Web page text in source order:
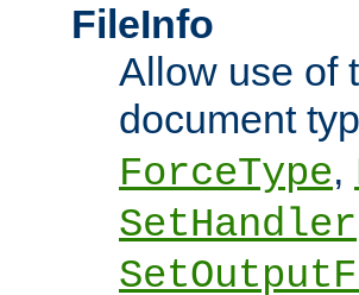
FileInfo
Allow use of
document
ForceType,
SetHandler